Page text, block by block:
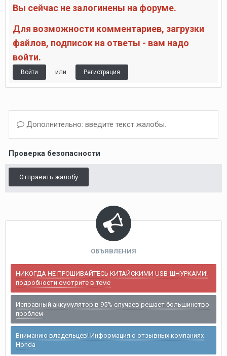
Вы сейчас не залогинены на форуме.
Для возможности комментариев, загрузки
файлов, подписок на ответы - вам надо
войти.
Войти или Регистрация
Дополнительно: введите текст жалобы.
Проверка безопасности
Отправить жалобу
ОБЪЯВЛЕНИЯ
НИКОГДА НЕ ПРОШИВАЙТЕСЬ КИТАЙСКИМИ USB-ШНУРКАМИ!
подробности смотрите в теме
Исправный аккумулятор в 95% случаев решает большинство
проблем
Вниманию владельцев! Информация о отзывных компаниях
Honda